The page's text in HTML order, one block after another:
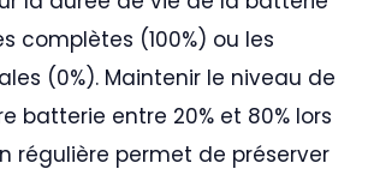
complètes (100%) ou les
(0%). Maintenir le niveau de
batterie entre 20% et 80% lors
régulière permet de préserver